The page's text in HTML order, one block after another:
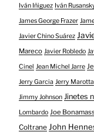
Iván Iñiguez Iván
James George Frazer
Javier Chino Suárez
Mareco Javier Robledo
Cinel Jean Michel Jarre
Jerry Garcia Jerry Marotta
Jimmy Johnson Jinetes
Lombardo Joe
Coltrane John